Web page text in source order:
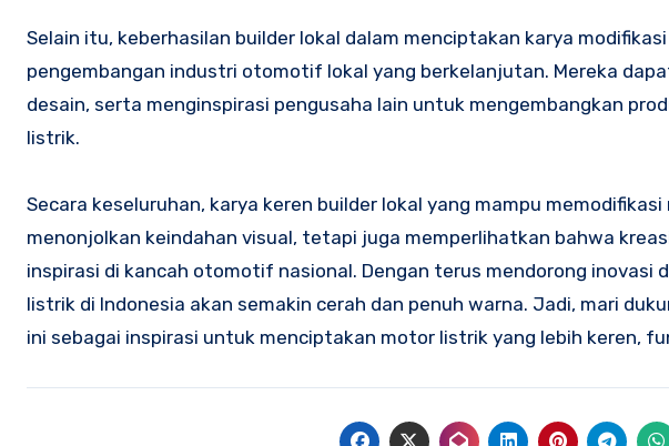
Selain itu, keberhasilan builder lokal dalam menciptakan karya
pengembangan industri otomotif lokal yang berkelanjutan. Mereka
desain, serta menginspirasi pengusaha lain untuk mengembangkan
listrik.
Secara keseluruhan, karya keren builder lokal yang mampu
menonjolkan keindahan visual, tetapi juga memperlihatkan bahwa
inspirasi di kancah otomotif nasional. Dengan terus mendorong inovasi
listrik di Indonesia akan semakin cerah dan penuh warna. Jadi, mari
ini sebagai inspirasi untuk menciptakan motor listrik yang lebih keren,